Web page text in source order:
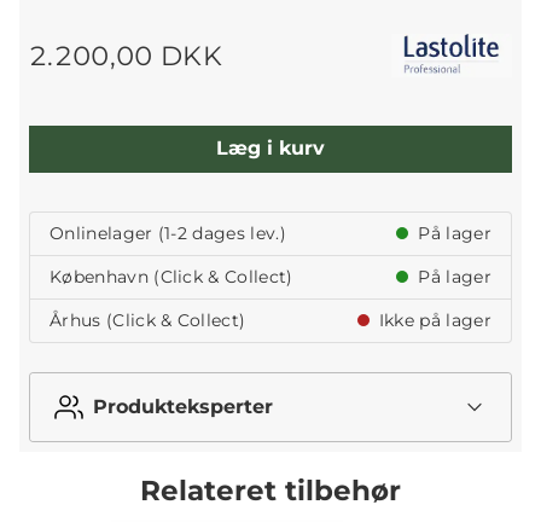
2.200,00 DKK
Læg i kurv
Onlinelager (1-2 dages lev.)
På lager
København (Click & Collect)
På lager
Århus (Click & Collect)
Ikke på lager
Produkteksperter
Relateret tilbehør